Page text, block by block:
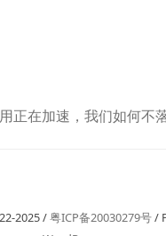
正在加速，我们如何不
2025 /粤ICP备20030279号/